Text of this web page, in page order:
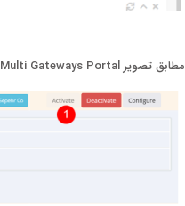
مطابق تصویرMulti Gateways Portal